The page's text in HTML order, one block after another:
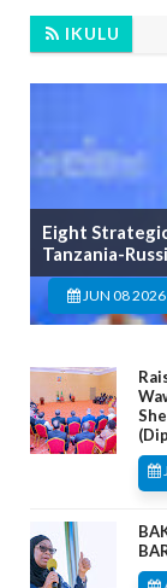
IKULU
Eight
Tanzania-
JUN 08 2026